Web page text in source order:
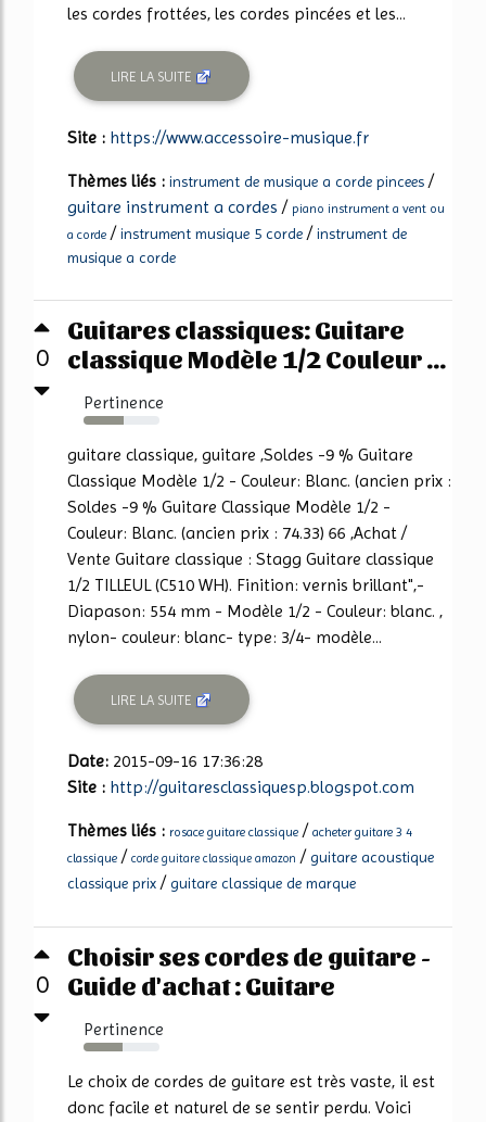
les cordes frottées, les cordes pincées et les...
LIRE LA SUITE
Site : https://www.accessoire-musique.fr
Thèmes liés : instrument de musique a corde pincees /
guitare instrument a cordes / piano instrument a vent ou
a corde /instrument musique 5 corde /instrument de
musique a corde
0
Guitares classiques: Guitare
classique Modèle 1/2 Couleur ...
Pertinence
53%
guitare classique, guitare ,Soldes -9 % Guitare
Classique Modèle 1/2 - Couleur: Blanc. (ancien prix :
Soldes -9 % Guitare Classique Modèle 1/2 -
Couleur: Blanc. (ancien prix : 74.33) 66 ,Achat /
Vente Guitare classique : Stagg Guitare classique
1/2 TILLEUL (C510 WH). Finition: vernis brillant",-
Diapason: 554 mm - Modèle 1/2 - Couleur: blanc. ,
nylon- couleur: blanc- type: 3/4- modèle...
LIRE LA SUITE
Date: 2015-09-16 17:36:28
Site : http://guitaresclassiquesp.blogspot.com
Thèmes liés : rosace guitare classique / acheter guitare 3 4
classique / corde guitare classique amazon /guitare acoustique
classique prix /guitare classique de marque
0
Choisir ses cordes de guitare -
Guide d'achat : Guitare
Pertinence
51%
Le choix de cordes de guitare est très vaste, il est
donc facile et naturel de se sentir perdu. Voici